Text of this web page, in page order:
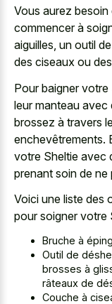
Vous aurez
commencer à
aiguilles, un outil
des ciseaux ou
Pour baigner
leur manteau avec
brossez à travers
enchevêtrements.
votre Sheltie avec
prenant soin de ne
Voici une liste des
pour soigner votre
Bruche à
Outil de
brosses à
râteaux de
Couche à